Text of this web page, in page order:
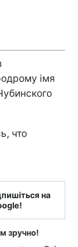
імя
что
на
зручно!